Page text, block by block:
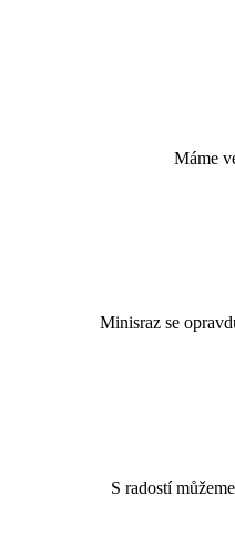
Máme
Minisraz se
S radostí